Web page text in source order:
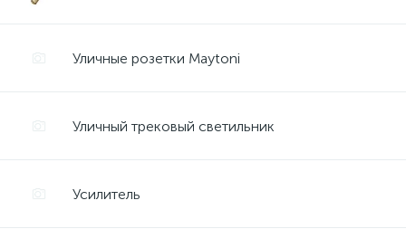
Уличные розетки Maytoni
Уличный трековый светильник
Усилитель